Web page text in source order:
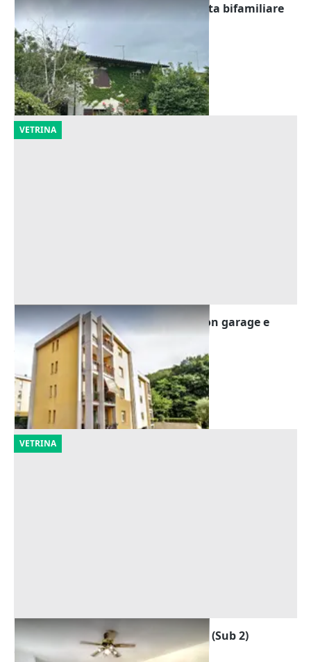
Asta Quota indivisa di 7/16 di villetta bifamiliare
con autorimessa e area scoperta
Bassano del Grappa (Vicenza)
Offerta minima
107.625 €
19/10/2026
VETRINA
Asta Quota 1/6 di appartamento con garage e
cantina
Valdagno (Vicenza)
Offerta minima
14.361 €
30/09/2026
VETRINA
Asta Appartamento al piano primo (Sub 2)
Offerta minima